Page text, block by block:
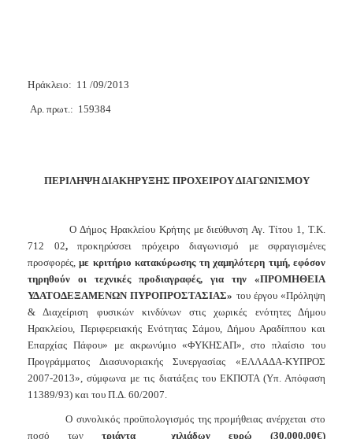
2017
2016
ΤΟΠΟΣ
ΠΟΛΙΤΙΣΜΟΣ
ΑΝΘΕΚΤΙΚΗ
ΠΟΛΗ
Ηράκλειο: 11 /09/2013
Αρ. πρωτ.: 159384
ΠΕΡΙΛΗΨΗ ΔΙΑΚΗΡΥΞΗΣ ΠΡΟΧΕΙΡΟΥ ΔΙΑΓΩΝΙΣΜΟΥ
Ο Δήμος Ηρακλείου Κρήτης με διεύθυνση Αγ. Τίτου 1, Τ.Κ.
712 02, προκηρύσσει πρόχειρο διαγωνισμό με σφραγισμένες
προσφορές,με κριτήριο κατακύρωσης τη χαμηλότερη τιμή,εφόσον
τηρηθούν οι τεχνικές προδιαγραφές, για την «ΠΡΟΜΗΘΕΙΑ
ΥΔΑΤΟΔΕΞΑΜΕΝΩΝ ΠΥΡΟΠΡΟΣΤΑΣΙΑΣ» του έργου «Πρόληψη
& Διαχείριση φυσικών κινδύνων στις χωρικές ενότητες Δήμου
Ηρακλείου, Περιφερειακής Ενότητας Σάμου, Δήμου Αραδίππου και
Επαρχίας Πάφου» με ακρωνύμιο «ΦΥΚΗΣΑΠ»,στο πλαίσιο του
Προγράμματος Διασυνοριακής Συνεργασίας «ΕΛΛΑΔΑ-ΚΥΠΡΟΣ
2007-2013», σύμφωνα με τις διατάξεις του ΕΚΠΟΤΑ (Υπ. Απόφαση
11389/93) και του Π.Δ. 60/2007.
Ο συνολικός προϋπολογισμός της προμήθειας ανέρχεται στο
ποσό των τριάντα
χιλιάδων ευρώ (30.000,00€)